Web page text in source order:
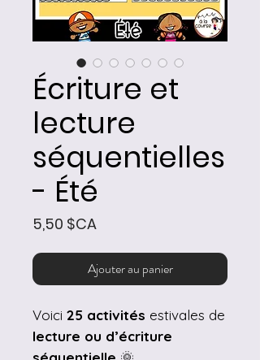
Écriture et
lecture
séquentielles
- Été
5,50 $CAPrix
Ajouter au panier
Voici 25 activités estivales de
lecture ou d’écriture